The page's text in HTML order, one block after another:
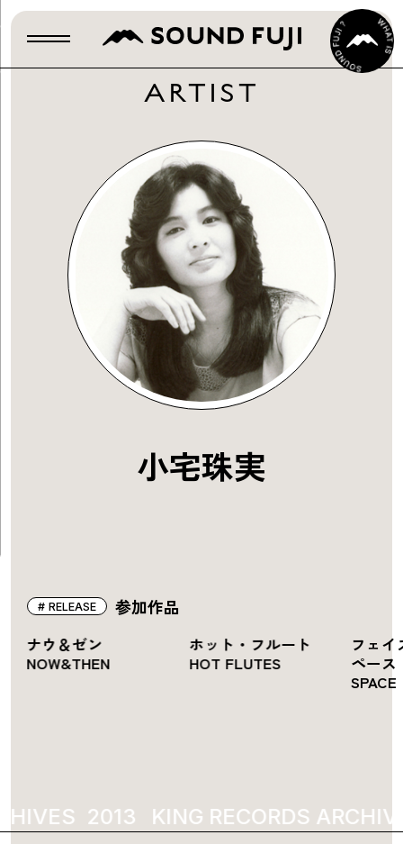
ARTIST
小宅珠実
参加作品
RELEASE
ナウ＆ゼン
NOW&THEN
ホット・フルート
HOT FLUTES
フェイ
ペー
SPACE
2013 KING RECORDS